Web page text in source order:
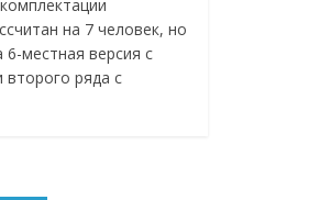
на 7 человек, но
6-местная версия с
второго ряда с